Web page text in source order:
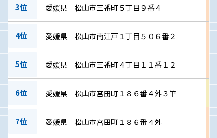
3位 愛媛県 松山市三番町５丁目９番４
4位 愛媛県 松山市南江戸１丁目５０６番２
5位 愛媛県 松山市三番町４丁目１１番１２
6位 愛媛県 松山市宮田町１８６番４外３筆
7位 愛媛県 松山市宮田町１８６番４外